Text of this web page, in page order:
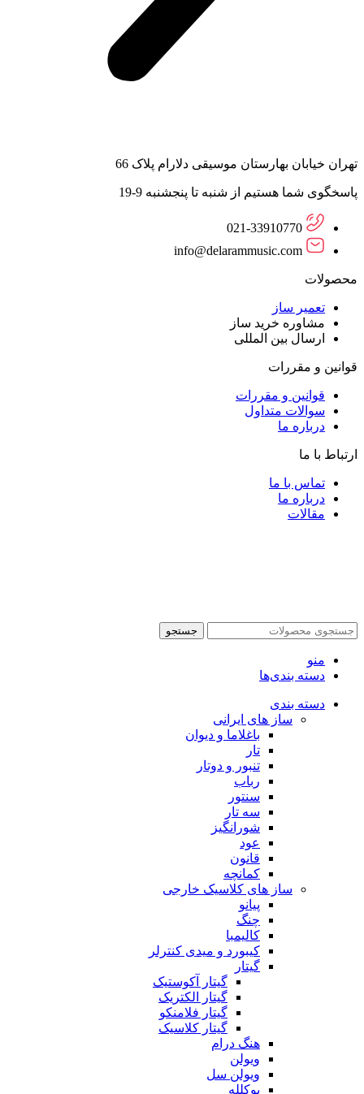
تهران خیابان بهارستان موسیقی دلارام پلاک 66
پاسخگوی شما هستیم از شنبه تا پنجشنبه 9-19
021-33910770
info@delarammusic.com
محصولات
تعمیر ساز
مشاوره خرید ساز
ارسال بین المللی
قوانین و مقررات
قوانین و مقررات
سوالات متداول
درباره ما
ارتباط با ما
تماس با ما
درباره ما
مقالات
جستجو
منو
دسته بندی‌ها
دسته بندی
ساز های ایرانی
باغلاما و دیوان
تار
تنبور و دوتار
رباب
سنتور
سه تار
شورانگیز
عود
قانون
کمانچه
ساز های کلاسیک خارجی
پیانو
چنگ
کالیمبا
کیبورد و میدی کنترلر
گیتار
گیتار آکوستیک
گیتار الکتریک
گیتار فلامنکو
گیتار کلاسیک
هنگ درام
ویولن
ویولن سل
یوکلله